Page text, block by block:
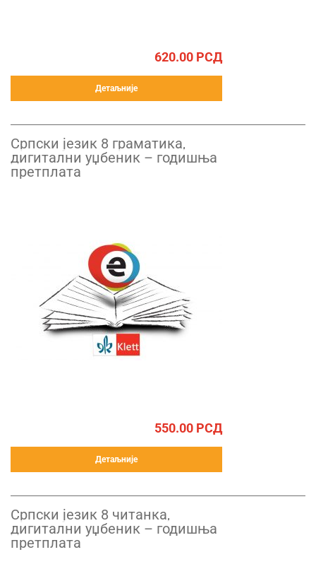
620.00 РСД
Детаљније
Српски језик 8 граматика,
дигитални уџбеник – годишња
претплата
550.00 РСД
Детаљније
Српски језик 8 читанка,
дигитални уџбеник – годишња
претплата